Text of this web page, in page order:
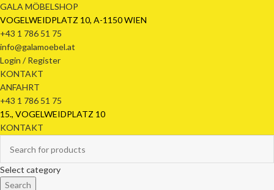
GALA MÖBELSHOP
VOGELWEIDPLATZ 10, A-1150 WIEN
+43 1 786 51 75
info@galamoebel.at
Login / Register
KONTAKT
ANFAHRT
+43 1 786 51 75
15., VOGELWEIDPLATZ 10
KONTAKT
Select category
Search